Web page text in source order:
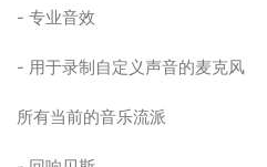
- 专业音效
- 用于录制自定义声音的麦克风
所有当前的音乐流派